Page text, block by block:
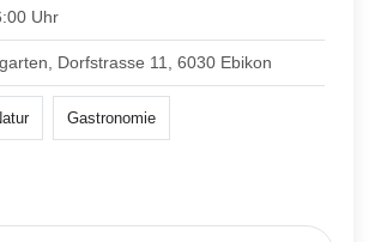
Uhr
Dorfstrasse 11, 6030 Ebikon
Gastronomie